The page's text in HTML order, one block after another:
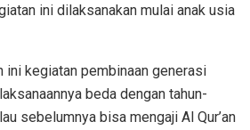
ini dilaksanakan mulai anak usia
ini kegiatan pembinaan generasi
beda dengan tahun-
sebelumnya bisa mengaji Al Qur’an